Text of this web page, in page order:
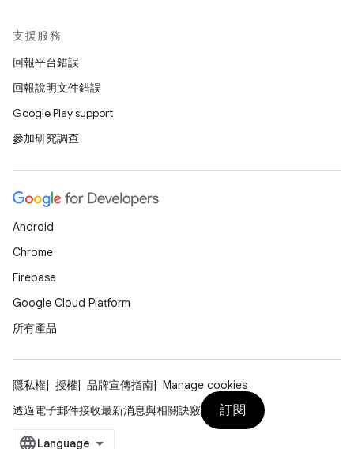
支援服務
回報平台錯誤
回報說明文件錯誤
Google Play support
參加研究調查
Android
Chrome
Firebase
Google Cloud Platform
所有產品
隱私權 授權 品牌宣傳指南
Manage cookies
透過電子郵件接收最新消息與相關訣竅
訂閱